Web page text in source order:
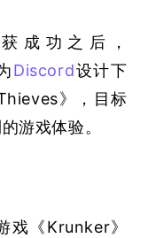
成功之后，
Discord设计下
》，目标
游戏体验。
戏《Krunker》